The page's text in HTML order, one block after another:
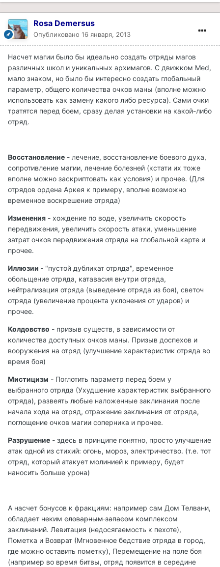
Rosa Demersus
Опубликовано 16 января, 2013
Насчет магии было бы идеально создать отряды магов
различных школ и уникальных архимагов. С движком Med,
мало знаком, но было бы интересно создать глобальный
параметр, общего количества очков маны (вполне можно
использовать как замену какого либо ресурса). Сами очки
тратятся перед боем, сразу делая установки на какой-либо
отряд.
Восстановление - лечение, восстановление боевого духа,
сопротивление магии, лечение болезней (кстати их тоже
вполне можно заскриптовать как условия) и прочее. (Для
отрядов ордена Аркея к примеру, вполне возможно
временное воскрешение отряда)
Изменения - хождение по воде, увеличить скорость
передвижения, увеличить скорость атаки, уменьшение
затрат очков передвижения отряда на глобальной карте и
прочее.
Иллюзии - "пустой дубликат отряда", временное
обольщение отряда, катавасия внутри отряда,
нейтрализация отряда (выведение отряда из боя), светоч
отряда (увеличение процента уклонения от ударов) и
прочее.
Колдовство - призыв существ, в зависимости от
количества доступных очков маны. Призыв доспехов и
вооружения на отряд (улучшение характеристик отряда во
время боя)
Мистицизм - Поглотить параметр перед боем у
выбранного отряда (Ухудшение характеристик выбранного
отряда), развеять любые наложенные заклинания после
начала хода на отряд, отражение заклинания от отряда,
поглощение очков магии соперника и прочее.
Разрушение - здесь в принципе понятно, просто улучшение
атак одной из стихий: огонь, мороз, электричество. (т.е. тот
отряд, который атакует молинией к примеру, будет
наносить больше урона)
А насчет бонусов к фракциям: например сам Дом Телвани,
обладает неким словарным запасом комплексом
заклинаний. Левитация (недосягаемость к пехоте),
Пометка и Возврат (Мгновенное бедствие отряда в город,
где можно оставить пометку), Перемещение на поле боя
(например во время битвы, отряд появится в середине